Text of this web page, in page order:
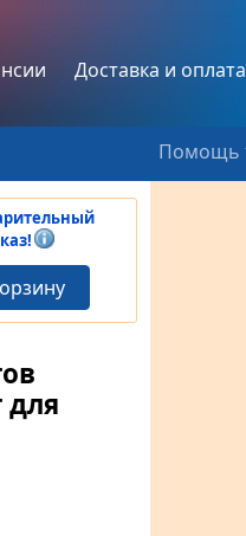
Доставка и оплата
Помощь
для